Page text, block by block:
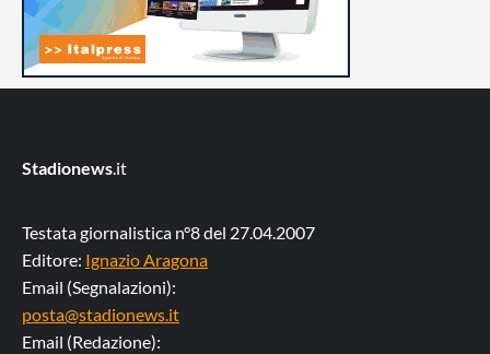
Stadionews.it
Testata giornalistica n°8 del 27.04.2007
Editore: Ignazio Aragona
Email (Segnalazioni):
posta@stadionews.it
Email (Redazione):